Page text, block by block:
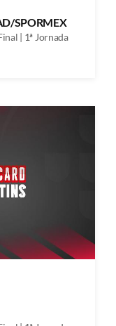
SPORMEX
| 1ª Jornada